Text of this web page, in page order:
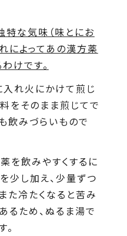
特な気味（味とにお
によってあの漢方薬
けです。
れ火にかけて煎じ
をそのまま煎じてで
飲みづらいもので
を飲みやすくするに
少し加え、少量ずつ
た冷たくなると苦み
るため、ぬるま湯で